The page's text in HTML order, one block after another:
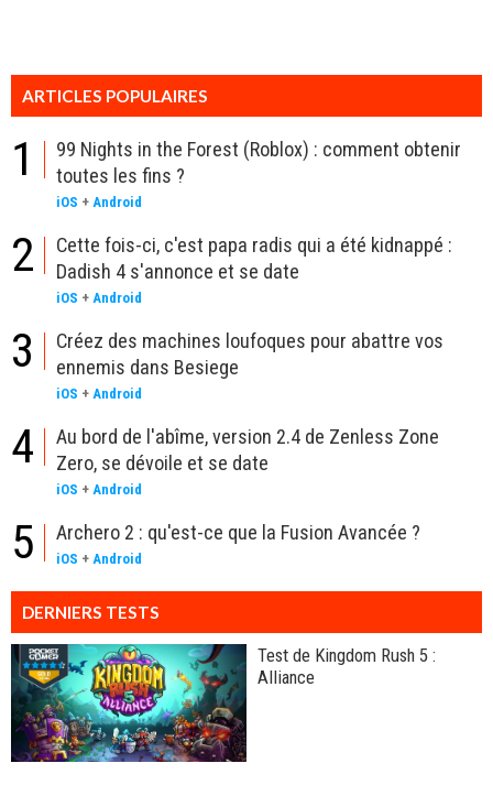
ARTICLES POPULAIRES
1
99 Nights in the Forest (Roblox) : comment obtenir
toutes les fins ?
iOS + Android
2
Cette fois-ci, c'est papa radis qui a été kidnappé :
Dadish 4 s'annonce et se date
iOS + Android
3
Créez des machines loufoques pour abattre vos
ennemis dans Besiege
iOS + Android
4
Au bord de l'abîme, version 2.4 de Zenless Zone
Zero, se dévoile et se date
iOS + Android
5 Archero 2 : qu'est-ce que la Fusion Avancée ?
iOS + Android
DERNIERS TESTS
Test de Kingdom Rush 5 :
Alliance